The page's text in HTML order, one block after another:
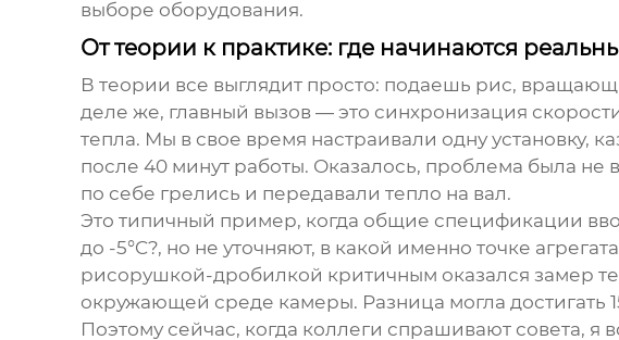
выборе оборудования.
От теории к практике: где начинаются
В теории все выглядит просто: подаешь рис,
деле же, главный вызов — это синхронизация
тепла. Мы в свое время настраивали одну установку,
после 40 минут работы. Оказалось, проблема была
по себе грелись и передавали тепло на вал.
Это типичный пример, когда общие спецификации
до -5°C?, но не уточняют, в какой именно точке
рисорушкой-дробилкой критичным оказался замер
окружающей среде камеры. Разница могла достигать
Поэтому сейчас, когда коллеги спрашивают совета,